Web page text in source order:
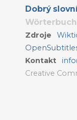
Dobrý
Wörterbuch
Zdroje
Kontakt
Creative